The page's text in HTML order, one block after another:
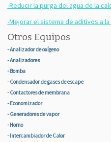
-Reducir la purga del agua de la
-Mejorar el sistema de aditivos a
Otros Equipos
- Analizador de oxígeno
- Analizadores
- Bomba
- Condensador de gases de escape
- Contactores de membrana
- Economizador
- Generadores de vapor
- Horno
- Intercambiador de Calor